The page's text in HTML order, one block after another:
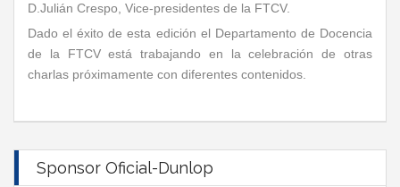
D.Julián Crespo, Vice-presidentes de la FTCV.
Dado el éxito de esta edición el Departamento de Docencia
de la FTCV está trabajando en la celebración de otras
charlas próximamente con diferentes contenidos.
Sponsor Oficial-Dunlop